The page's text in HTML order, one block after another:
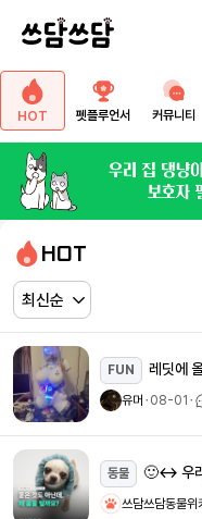
HOT 펫플루언서 커뮤니티
HOT
FUN 레딧에
유머 ㆍ08-01 ㆍ
동물 🙂‍↔️ 우리
쓰담쓰담동물위